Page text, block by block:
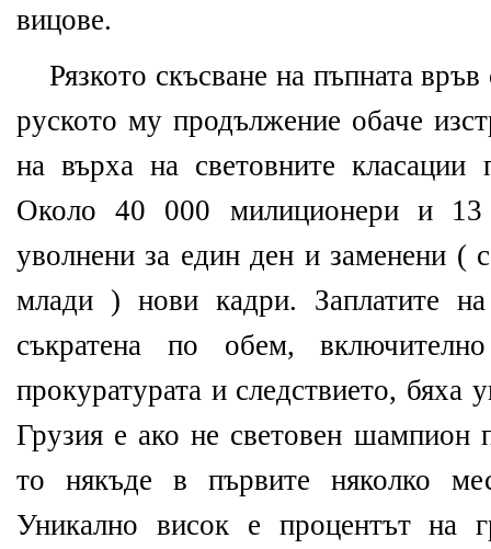
вицове.
Рязкото скъсване на пъпната
руското му продължение обаче
на върха на световните
Около 40 000 милиционери и 13
уволнени за един ден и заменени (
млади ) нови кадри. Заплатите на
съкратена по обем,
прокуратурата и следствието, бяха
Грузия е ако не световен
то някъде в първите няколко
Уникално висок е процентът на